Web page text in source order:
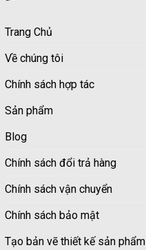
Trang Chủ
Về chúng tôi
Chính sách hợp tác
Sản phẩm
Blog
Chính sách đổi trả hàng
Chính sách vận chuyển
Chính sách bảo mật
Tạo bản vẽ thiết kế sản phẩm